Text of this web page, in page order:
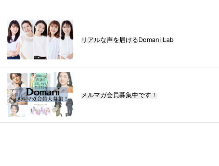
リアルな声を届けるDomani Lab
メルマガ会員募集中です！